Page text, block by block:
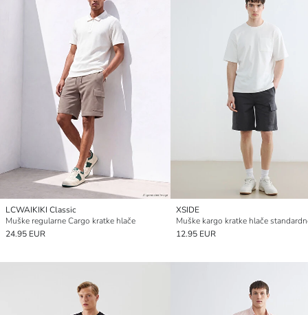
LCWAIKIKI Classic
Muške regularne Cargo kratke hlače
24.95 EUR
XSIDE
12.95 EUR